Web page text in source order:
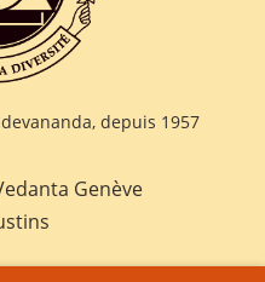
depuis 1957
Genève